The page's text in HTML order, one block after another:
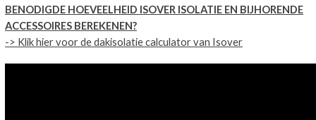
BENODIGDE HOEVEELHEID ISOVER ISOLATIE EN BIJHORENDE
ACCESSOIRES BEREKENEN?
-> Klik hier voor de dakisolatie calculator van Isover